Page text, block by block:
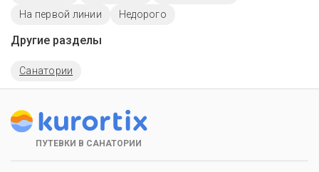
На первой линии
Недорого
Другие разделы
Санатории
ПУТЕВКИ В САНАТОРИИ